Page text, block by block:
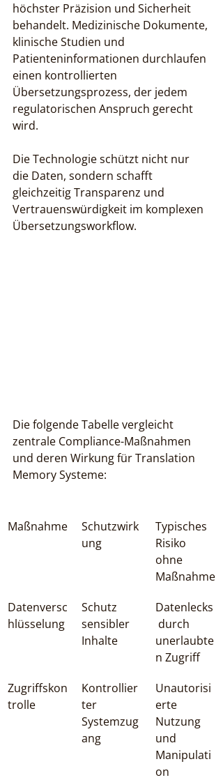
höchster Präzision und Sicherheit
behandelt. Medizinische Dokumente,
klinische Studien und
Patienteninformationen durchlaufen
einen kontrollierten
Übersetzungsprozess, der jedem
regulatorischen Anspruch gerecht
wird.
Die Technologie schützt nicht nur
die Daten, sondern schafft
gleichzeitig Transparenz und
Vertrauenswürdigkeit im komplexen
Übersetzungsworkflow.
Die folgende Tabelle vergleicht
zentrale Compliance-Maßnahmen
und deren Wirkung für Translation
Memory Systeme:
Maßnahme
Schutzwirk
ung
Typisches
Risiko
ohne
Maßnahme
Datenversc
hlüsselung
Schutz
sensibler
Inhalte
Datenlecks
durch
unerlaubte
n Zugriff
Zugriffskon
trolle
Kontrollier
ter
Systemzug
ang
Unautorisi
erte
Nutzung
und
Manipulati
on